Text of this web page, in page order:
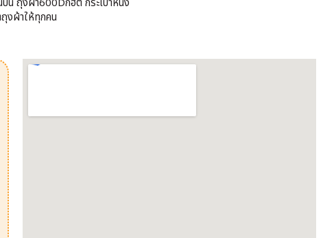
ปีนี้ ถุงผ้า600Dก็ฮิต กระเป๋าหนัง
งผ้าให้ทุกคน